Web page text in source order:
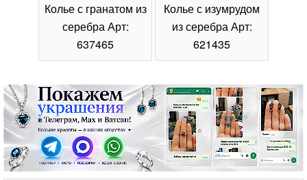
Колье с гранатом из
серебра Арт:
637465
Колье с изумрудом
из серебра Арт:
621435